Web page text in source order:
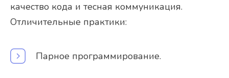
качество кода и тесная коммуникация.
Отличительные практики:
Парное программирование.